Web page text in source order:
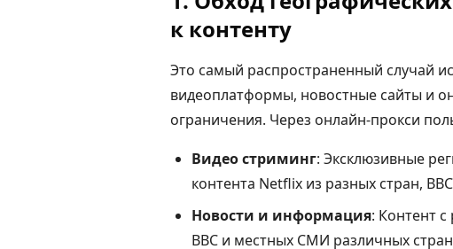
к контенту
Это самый распространенный случай
видеоплатформы, новостные сайты и
ограничения. Через онлайн-прокси
Видео стриминг: Эксклюзивные
контента Netflix из разных стран,
Новости и информация: Контент
BBC и местных СМИ различных стран